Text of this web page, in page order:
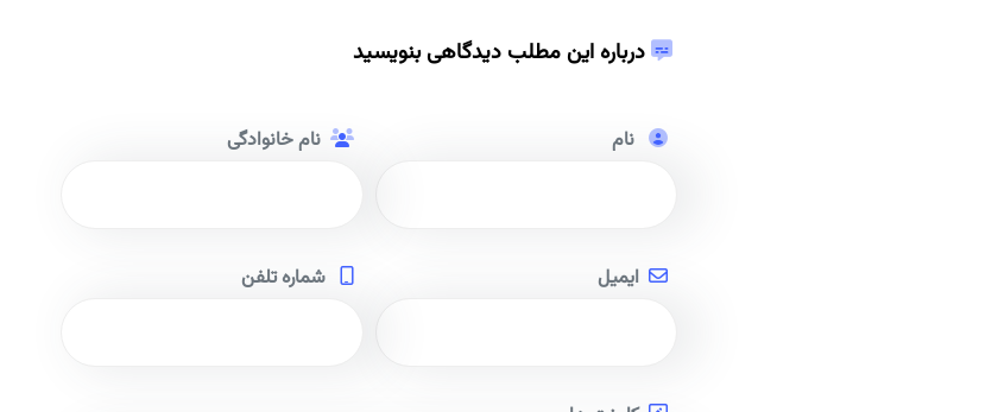
درباره این مطلب دیدگاهی بنویسید
نام نام خانوادگی
ایمیل شماره تلفن